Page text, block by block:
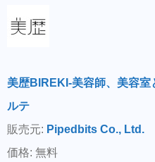
美歴BIREKI-美容師、美容室
ルテ
販売元: Pipedbits Co., Ltd.
価格: 無料